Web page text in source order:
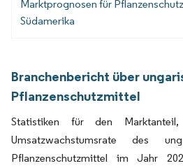
Marktprognosen für
Südamerika
Branchenbericht über
Pflanzenschutzmittel
Statistiken für den
Umsatzwachstumsrate des
Pflanzenschutzmittel im Jahr